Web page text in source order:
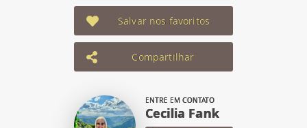
Salvar nos favoritos
Compartilhar
ENTRE EM CONTATO
Cecilia Fank